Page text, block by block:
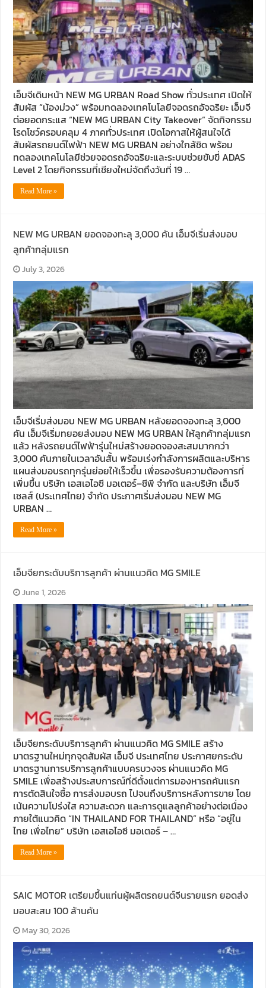
เอ็มจีเดินหน้า NEW MG URBAN Road Show ทั่วประเทศ เปิดให้
สัมผัส “น้องม่วง” พร้อมทดลองเทคโนโลยีจอดรถอัจฉริยะ เอ็มจี
ต่อยอดกระแส “NEW MG URBAN City Takeover” จัดกิจกรรม
โรดโชว์ครอบคลุม 4 ภาคทั่วประเทศ เปิดโอกาสให้ผู้สนใจได้
สัมผัสรถยนต์ไฟฟ้า NEW MG URBAN อย่างใกล้ชิด พร้อม
ทดลองเทคโนโลยีช่วยจอดรถอัจฉริยะและระบบช่วยขับขี่ ADAS
Level 2 โดยกิจกรรมที่เชียงใหม่จัดถึงวันที่ 19 …
Read More »
NEW MG URBAN ยอดจองทะลุ 3,000 คัน เอ็มจีเริ่มส่งมอบ
ลูกค้ากลุ่มแรก
July 3, 2026
เอ็มจีเริ่มส่งมอบ NEW MG URBAN หลังยอดจองทะลุ 3,000
คัน เอ็มจีเริ่มทยอยส่งมอบ NEW MG URBAN ให้ลูกค้ากลุ่มแรก
แล้ว หลังรถยนต์ไฟฟ้ารุ่นใหม่สร้างยอดจองสะสมมากกว่า
3,000 คันภายในเวลาอันสั้น พร้อมเร่งกำลังการผลิตและบริหาร
แผนส่งมอบรถทุกรุ่นย่อยให้เร็วขึ้น เพื่อรองรับความต้องการที่
เพิ่มขึ้น บริษัท เอสเอไอซี มอเตอร์–ซีพี จำกัด และบริษัท เอ็มจี
เซลส์ (ประเทศไทย) จำกัด ประกาศเริ่มส่งมอบ NEW MG
URBAN …
Read More »
เอ็มจียกระดับบริการลูกค้า ผ่านแนวคิด MG SMILE
June 1, 2026
เอ็มจียกระดับบริการลูกค้า ผ่านแนวคิด MG SMILE สร้าง
มาตรฐานใหม่ทุกจุดสัมผัส เอ็มจี ประเทศไทย ประกาศยกระดับ
มาตรฐานการบริการลูกค้าแบบครบวงจร ผ่านแนวคิด MG
SMILE เพื่อสร้างประสบการณ์ที่ดีตั้งแต่การมองหารถคันแรก
การตัดสินใจซื้อ การส่งมอบรถ ไปจนถึงบริการหลังการขาย โดย
เน้นความโปร่งใส ความสะดวก และการดูแลลูกค้าอย่างต่อเนื่อง
ภายใต้แนวคิด “IN THAILAND FOR THAILAND” หรือ “อยู่ใน
ไทย เพื่อไทย” บริษัท เอสเอไอซี มอเตอร์ – …
Read More »
SAIC MOTOR เตรียมขึ้นแท่นผู้ผลิตรถยนต์จีนรายแรก ยอดส่ง
มอบสะสม 100 ล้านคัน
May 30, 2026